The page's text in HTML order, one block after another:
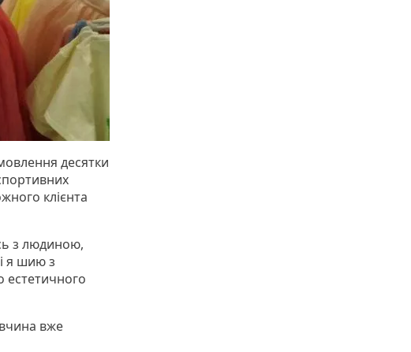
десятки
клієнта
з людиною,
я шию з
естетичного
вже